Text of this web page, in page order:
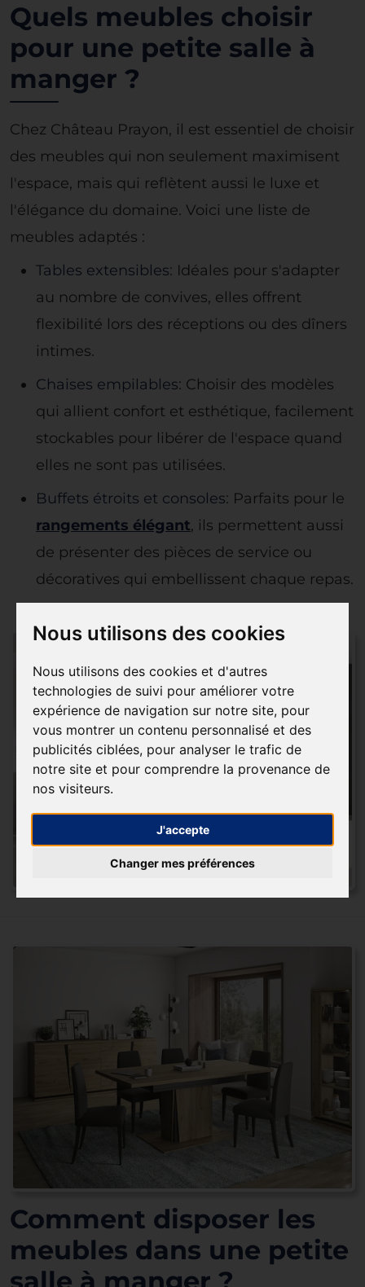
Nous utilisons des cookies
Nous utilisons des cookies et d'autres
technologies de suivi pour améliorer votre
expérience de navigation sur notre site, pour
vous montrer un contenu personnalisé et des
publicités ciblées, pour analyser le trafic de
notre site et pour comprendre la provenance de
nos visiteurs.
J'accepte
Changer mes préférences
Quels meubles choisir
pour une petite salle à
manger ?
Chez Château Prayon, il est essentiel de choisir
des meubles qui non seulement maximisent
l'espace, mais qui reflètent aussi le luxe et
l'élégance du domaine. Voici une liste de
meubles adaptés :
Tables extensibles: Idéales pour s'adapter
au nombre de convives, elles offrent
flexibilité lors des réceptions ou des dîners
intimes.
Chaises empilables: Choisir des modèles
qui allient confort et esthétique, facilement
stockables pour libérer de l'espace quand
elles ne sont pas utilisées.
Buffets étroits et consoles: Parfaits pour le
rangements élégant, ils permettent aussi
de présenter des pièces de service ou
décoratives qui embellissent chaque repas.
Comment disposer les
meubles dans une petite